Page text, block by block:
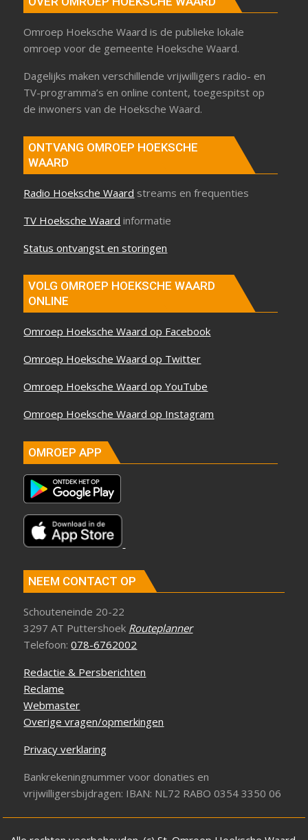
Omroep Hoeksche Waard is de publieke lokale
omroep voor de gemeente Hoeksche Waard.
Dagelijks maken verschillende vrijwilligers radio- en
TV-programma’s en online content, toegespitst op
de inwoners van de Hoeksche Waard.
ONTVANG OMROEP HOEKSCHE
WAARD
Radio Hoeksche Waard streams en frequenties
TV Hoeksche Waard informatie
Status ontvangst en storingen
VOLG OMROEP HOEKSCHE WAARD
ONLINE
Omroep Hoeksche Waard op Facebook
Omroep Hoeksche Waard op Twitter
Omroep Hoeksche Waard op YouTube
Omroep Hoeksche Waard op Instagram
OMROEP APP
NEEM CONTACT OP
Schouteneinde 20-22
3297 AT Puttershoek Routeplanner
Telefoon:078-6762002
Redactie & Persberichten
Reclame
Webmaster
Overige vragen/opmerkingen
Privacy verklaring
Bankrekeningnummer voor donaties en
vrijwilligersbijdragen: IBAN: NL72 RABO 0354 3350 06